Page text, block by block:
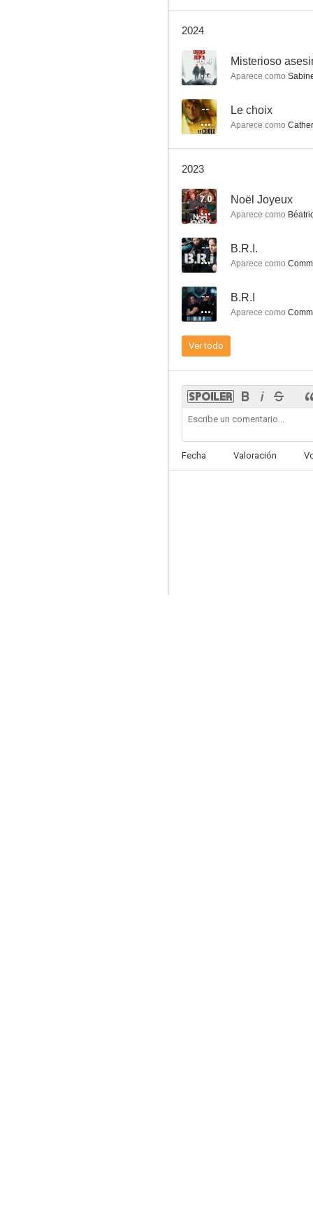
6.1
Frank & Lola
6.0
2024
6.4
Aparece como
-- Le choix
Aparece como
2023
7.0 Noël Joyeux
Aparece como
-- B.R.I.
Aparece como
-- B.R.I
Aparece como
Ver todo
Fecha Valoración